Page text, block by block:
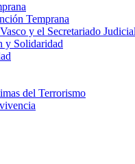
Temprana
y el Secretariado Judicial
y Solidaridad
del Terrorismo